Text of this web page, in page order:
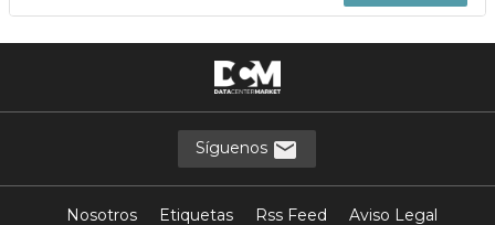
Síguenos
Nosotros Etiquetas Rss Feed
Aviso Legal